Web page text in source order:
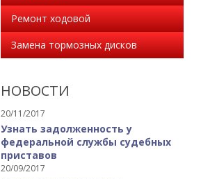
Ремонт ходовой
Замена тормозных дисков
НОВОСТИ
20/11/2017
Узнать задолженность у
федеральной службы судебных
приставов
20/09/2017